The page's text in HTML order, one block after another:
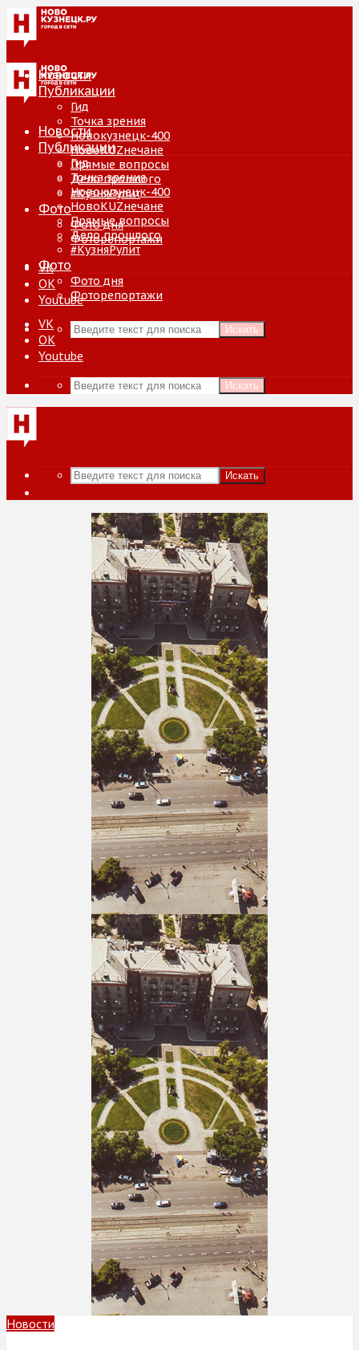
Новости
Публикации
Гид
Точка зрения
Новокузнецк-400
НовоKUZнечане
Прямые вопросы
Дело прошлого
#КузняРулит
Фото
Фото дня
Фоторепортажи
VK
ОК
Youtube
Искать
Новости
Публикации
Гид
Точка зрения
Новокузнецк-400
НовоKUZнечане
Прямые вопросы
Дело прошлого
#КузняРулит
Фото
Фото дня
Фоторепортажи
VK
ОК
Youtube
Искать
Искать
Новости